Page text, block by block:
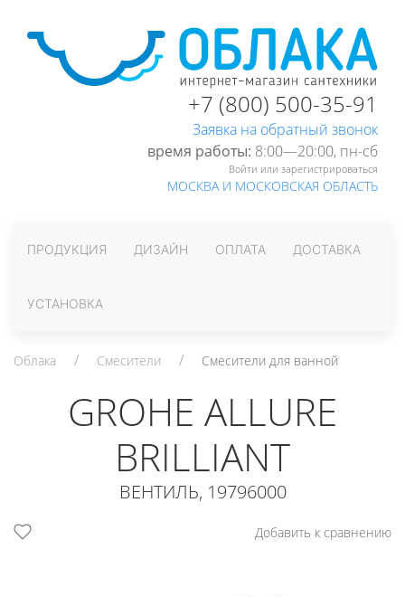
+7 (800) 500-35-91
Заявка на обратный звонок
время работы: 8:00—20:00, пн-cб
Войти или зарегистрироваться
МОСКВА И МОСКОВСКАЯ ОБЛАСТЬ
ПРОДУКЦИЯ ДИЗАЙН ОПЛАТА ДОСТАВКА
УСТАНОВКА
Облака Смесители Смесители для ванной
GROHE ALLURE
BRILLIANT
ВЕНТИЛЬ, 19796000
Добавить к сравнению